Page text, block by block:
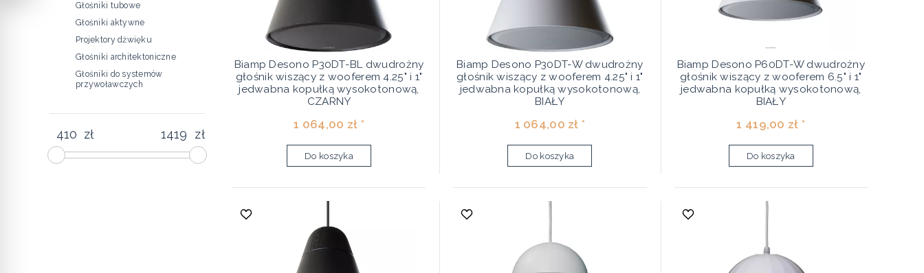
Biamp Desono P30DT-BL dwudrożny
głośnik wiszący z wooferem 4.25" i 1"
jedwabna kopułką wysokotonową,
CZARNY
1 064,00 zł *
Do koszyka
Biamp Desono P30DT-W dwudrożny
głośnik wiszący z wooferem 4.25" i 1"
jedwabna kopułką wysokotonową,
BIAŁY
1 064,00 zł *
Do koszyka
Biamp Desono P60DT-W dwudrożny
głośnik wiszący z wooferem 6.5" i 1"
jedwabna kopułką wysokotonową,
BIAŁY
1 419,00 zł *
Do koszyka
Głośniki tubowe
Głośniki aktywne
Projektory dźwięku
Głośniki architektoniczne
Głośniki do systemów
przywoławczych
zł zł